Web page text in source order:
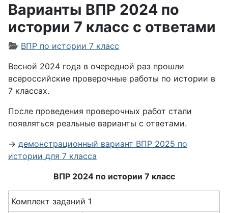
Варианты ВПР 2024 по
истории 7 класс с ответами
Информация о материале
ВПР по истории 7 класс
Весной 2024 года в очередной раз прошли
всероссийские проверочные работы по истории в
7 классах.
После проведения проверочных работ стали
появляться реальные варианты с ответами.
→ демонстрационный вариант ВПР 2025 по
истории для 7 класса
ВПР 2024 по истории 7 класс
Комплект заданий 1